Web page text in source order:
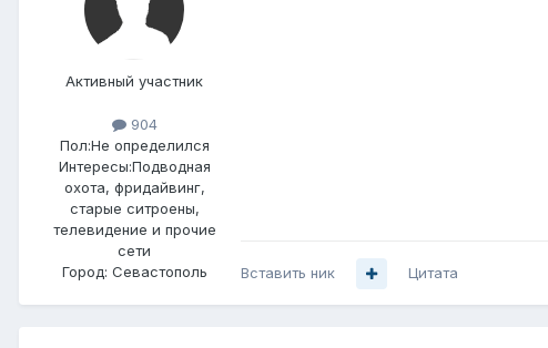
Активный участник
904
Пол:Не определился
Интересы:Подводная
охота, фридайвинг,
старые ситроены,
телевидение и прочие
сети
Город: Севастополь Вставить ник Цитата